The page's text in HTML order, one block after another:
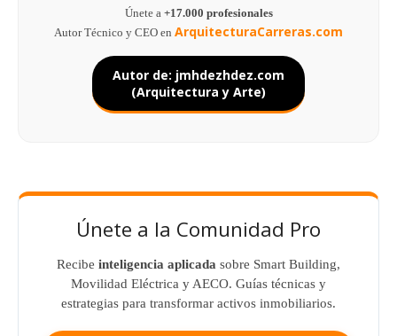
Únete a +17.000 profesionales
Autor Técnico y CEO en ArquitecturaCarreras.com
Autor de: jmhdezhdez.com
(Arquitectura y Arte)
Únete a la Comunidad Pro
Recibe inteligencia aplicada sobre Smart Building,
Movilidad Eléctrica y AECO. Guías técnicas y
estrategias para transformar activos inmobiliarios.